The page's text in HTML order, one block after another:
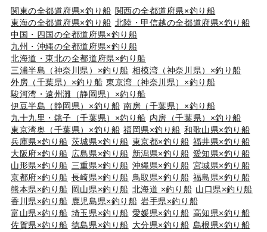
関東の全都道府県×釣り船 関西の全都道府県×釣り船
東海の全都道府県×釣り船 北陸・甲信越の全都道府県×釣り船
中国・四国の全都道府県×釣り船
九州・沖縄の全都道府県×釣り船
北海道・東北の全都道府県×釣り船
三浦半島（神奈川県）×釣り船 相模湾（神奈川県）×釣り船
外房（千葉県）×釣り船 東京湾（神奈川県）×釣り船
駿河湾・遠州灘（静岡県）×釣り船
伊豆半島（静岡県）×釣り船 南房（千葉県）×釣り船
九十九里・銚子（千葉県）×釣り船 内房（千葉県）×釣り船
東京湾奥（千葉県）×釣り船 福岡県×釣り船 和歌山県×釣り船
兵庫県×釣り船 茨城県×釣り船 東京都×釣り船 福井県×釣り船
大阪府×釣り船 広島県×釣り船 新潟県×釣り船 愛知県×釣り船
山形県×釣り船 三重県×釣り船 沖縄県×釣り船 宮城県×釣り船
京都府×釣り船 長崎県×釣り船 鳥取県×釣り船 福島県×釣り船
熊本県×釣り船 岡山県×釣り船 北海道 ×釣り船 山口県×釣り船
香川県×釣り船 鹿児島県×釣り船 岩手県×釣り船
富山県×釣り船 埼玉県×釣り船 愛媛県×釣り船 高知県×釣り船
佐賀県×釣り船 徳島県×釣り船 大分県×釣り船 島根県×釣り船